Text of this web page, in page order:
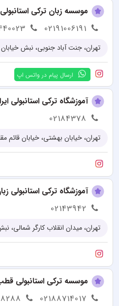
موسسه زبان ترکی
02191006191
تهران، جنت آباد جنوبی، نبش خیابان
ارسال پیام در واتس اپ
آموزشگاه ترکی استانبولی
02184378
تهران، خیابان بهشتی، خیابان قائم
آموزشگاه ترکی استانبولی
02143942
تهران، میدان انقلاب کارگر شمالی،
موسسه ترکی استانبولی
02188714017